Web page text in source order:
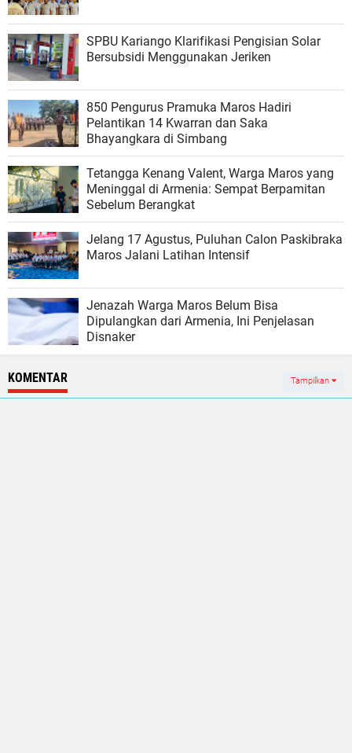
SPBU Kariango Klarifikasi Pengisian Solar
Bersubsidi Menggunakan Jeriken
850 Pengurus Pramuka Maros Hadiri
Pelantikan 14 Kwarran dan Saka
Bhayangkara di Simbang
Tetangga Kenang Valent, Warga Maros yang
Meninggal di Armenia: Sempat Berpamitan
Sebelum Berangkat
Jelang 17 Agustus, Puluhan Calon Paskibraka
Maros Jalani Latihan Intensif
Jenazah Warga Maros Belum Bisa
Dipulangkan dari Armenia, Ini Penjelasan
Disnaker
KOMENTAR Tampilkan